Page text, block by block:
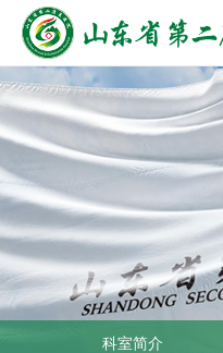
科室简介